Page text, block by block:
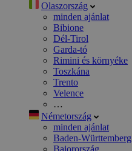
Olaszország
minden ajánlat
Bibione
Dél-Tirol
Garda-tó
Rimini és környéke
Toszkána
Trento
Velence
…
Németország
minden ajánlat
Baden-Württemberg